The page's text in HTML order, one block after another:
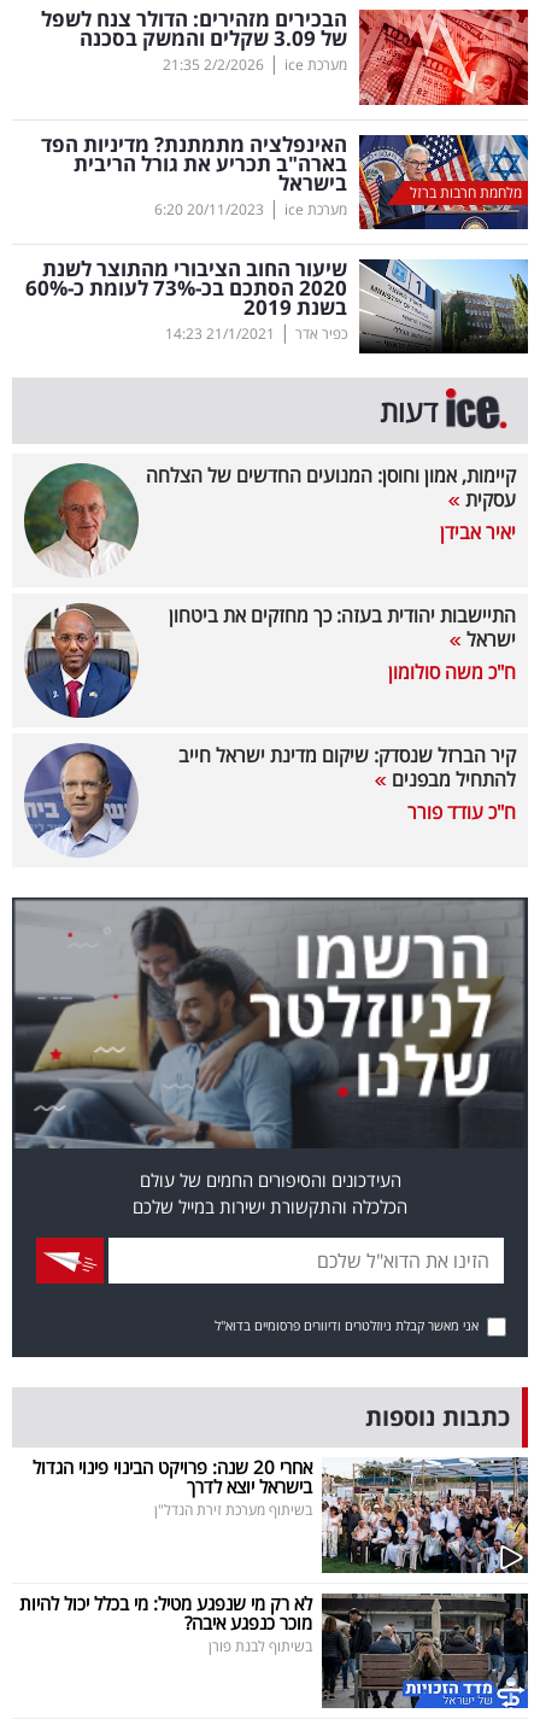
קריפטו
ויראלי
טלוויזיה
עסקי
ספורט
קריירה
ולימודים
מינויים
רייטינג
רכב
בריאות
תרבות
ופנאי
TOP-
5
פודקאסט
40
UNDER
40
דרושים
מייל
אדום
פרסמו
באייס
עקבו
הבכירים מזהירים: הדולר צנח לשפל
של 3.09 שקלים והמשק בסכנה
מערכת ice |
2/2/2026
21:35
מלחמת חרבות ברזל
האינפלציה מתמתנת? מדיניות הפד
בארה"ב תכריע את גורל הריבית
בישראל
מערכת ice |
20/11/2023
6:20
שיעור החוב הציבורי מהתוצר לשנת
2020 הסתכם בכ-73 % לעומת כ-60%
בשנת 2019
כפיר אדר |
21/1/2021
14:23
דעות
קיימות, אמון וחוסן: המנועים החדשים של הצלחה
עסקית
יאיר אבידן
התיישבות יהודית בעזה: כך מחזקים את ביטחון
ישראל
ח"כ משה סולומון
קיר הברזל שנסדק: שיקום מדינת ישראל חייב
להתחיל מבפנים
ח"כ עודד פורר
העידכונים והסיפורים החמים של עולם
הכלכלה והתקשורת ישירות במייל שלכם
אני מאשר קבלת ניוזלטרים ודיוורים פרסומיים בדוא"ל
כתבות נוספות
אחרי 20 שנה: פרויקט הבינוי פינוי הגדול
בישראל יוצא לדרך
בשיתוף מערכת זירת הנדל"ן
לא רק מי שנפגע מטיל: מי בכלל יכול להיות
מוכר כנפגע איבה?
בשיתוף לבנת פורן